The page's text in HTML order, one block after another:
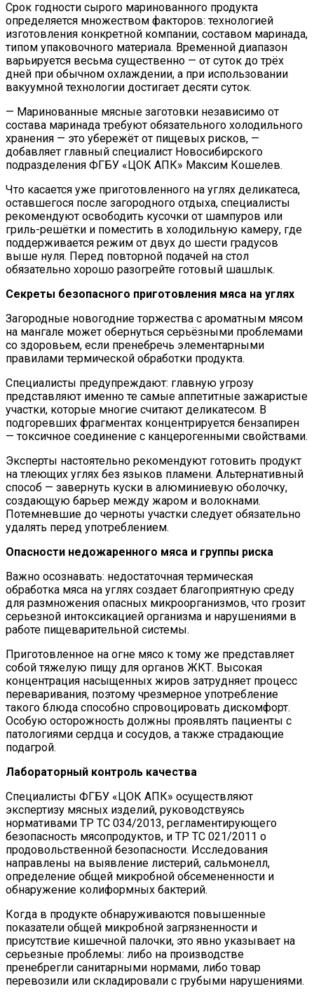
Срок годности сырого маринованного продукта
определяется множеством факторов: технологией
изготовления конкретной компании, составом маринада,
типом упаковочного материала. Временной диапазон
варьируется весьма существенно — от суток до трёх
дней при обычном охлаждении, а при использовании
вакуумной технологии достигает десяти суток.
— Маринованные мясные заготовки независимо от
состава маринада требуют обязательного холодильного
хранения — это убережёт от пищевых рисков, —
добавляет главный специалист Новосибирского
подразделения ФГБУ «ЦОК АПК» Максим Кошелев.
Что касается уже приготовленного на углях деликатеса,
оставшегося после загородного отдыха, специалисты
рекомендуют освободить кусочки от шампуров или
гриль-решётки и поместить в холодильную камеру, где
поддерживается режим от двух до шести градусов
выше нуля. Перед повторной подачей на стол
обязательно хорошо разогрейте готовый шашлык.
Секреты безопасного приготовления мяса на углях
Загородные новогодние торжества с ароматным мясом
на мангале может обернуться серьёзными проблемами
со здоровьем, если пренебречь элементарными
правилами термической обработки продукта.
Специалисты предупреждают: главную угрозу
представляют именно те самые аппетитные зажаристые
участки, которые многие считают деликатесом. В
подгоревших фрагментах концентрируется бензапирен
— токсичное соединение с канцерогенными свойствами.
Эксперты настоятельно рекомендуют готовить продукт
на тлеющих углях без языков пламени. Альтернативный
способ — завернуть куски в алюминиевую оболочку,
создающую барьер между жаром и волокнами.
Потемневшие до черноты участки следует обязательно
удалять перед употреблением.
Опасности недожаренного мяса и группы риска
Важно осознавать: недостаточная термическая
обработка мяса на углях создает благоприятную среду
для размножения опасных микроорганизмов, что грозит
серьезной интоксикацией организма и нарушениями в
работе пищеварительной системы.
Приготовленное на огне мясо к тому же представляет
собой тяжелую пищу для органов ЖКТ. Высокая
концентрация насыщенных жиров затрудняет процесс
переваривания, поэтому чрезмерное употребление
такого блюда способно спровоцировать дискомфорт.
Особую осторожность должны проявлять пациенты с
патологиями сердца и сосудов, а также страдающие
подагрой.
Лабораторный контроль качества
Специалисты ФГБУ «ЦОК АПК» осуществляют
экспертизу мясных изделий, руководствуясь
нормативами ТР ТС 034/2013, регламентирующего
безопасность мясопродуктов, и ТР ТС 021/2011 о
продовольственной безопасности. Исследования
направлены на выявление листерий, сальмонелл,
определение общей микробной обсемененности и
обнаружение колиформных бактерий.
Когда в продукте обнаруживаются повышенные
показатели общей микробной загрязненности и
присутствие кишечной палочки, это явно указывает на
серьезные проблемы: либо на производстве
пренебрегли санитарными нормами, либо товар
перевозили или складировали с грубыми нарушениями.